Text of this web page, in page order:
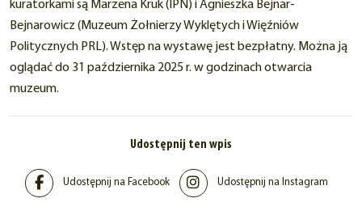
kuratorkami są Marzena Kruk (IPN) i Agnieszka Bejnar-
Bejnarowicz (Muzeum Żołnierzy Wyklętych i Więźniów
Politycznych PRL). Wstęp na wystawę jest bezpłatny. Można ją
oglądać do 31 października 2025 r. w godzinach otwarcia
muzeum.
Udostępnij ten wpis
Udostępnij na Facebook Udostępnij na Instagram